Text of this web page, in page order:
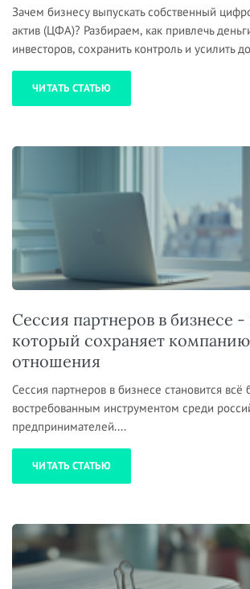
Зачем бизнесу выпускать собственный
актив (ЦФА)? Разбираем, как привлечь
инвесторов, сохранить контроль и усилить
ЧИТАТЬ СТАТЬЮ
Сессия партнеров в бизнесе
который сохраняет
отношения
Сессия партнеров в бизнесе становится всё
востребованным инструментом среди
предпринимателей....
ЧИТАТЬ СТАТЬЮ